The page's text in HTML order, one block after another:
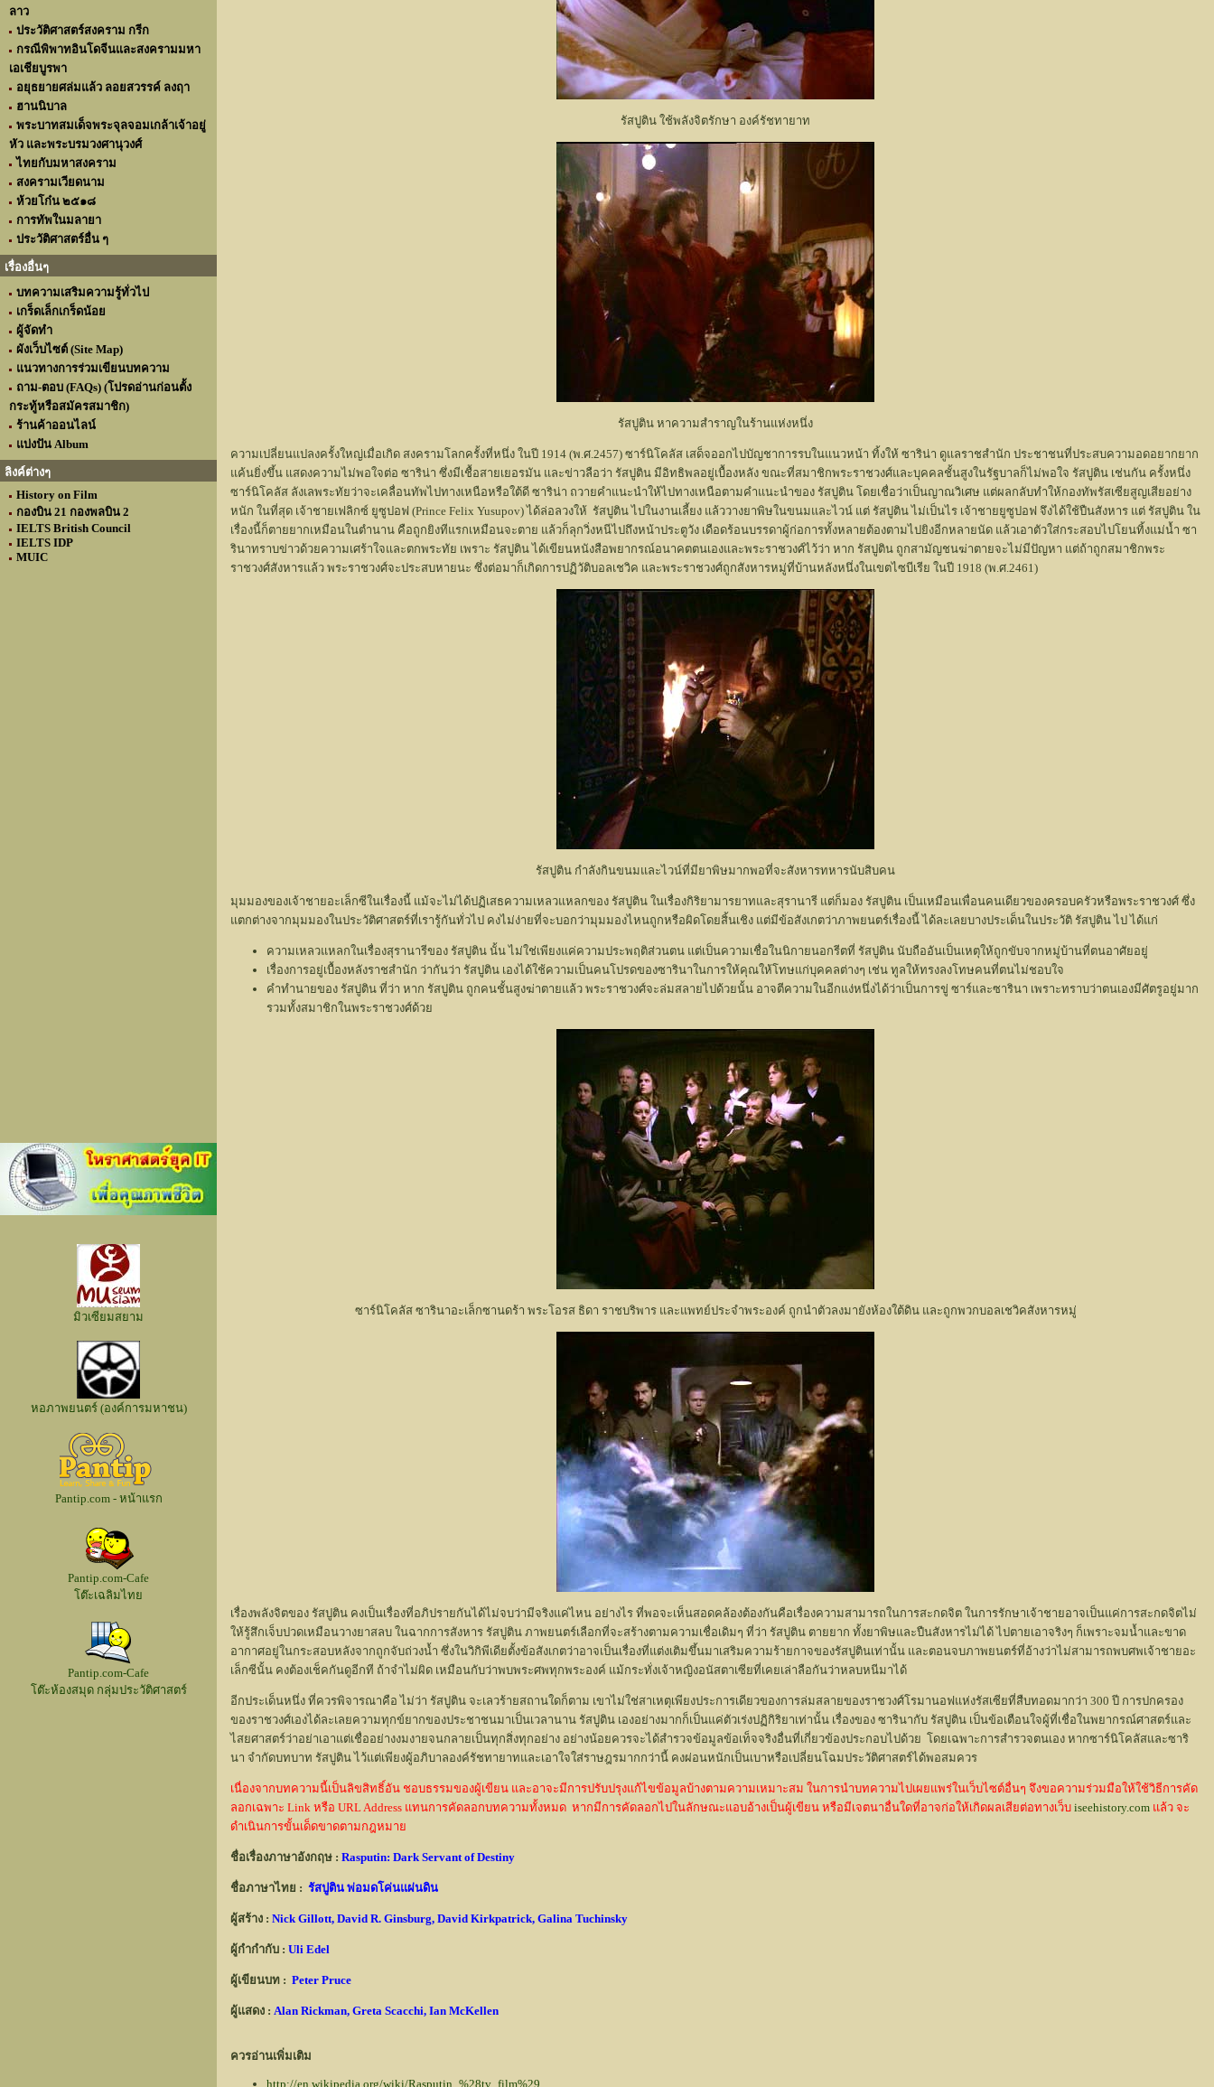
ลาว
ประวัติศาสตร์สงคราม กรีก
กรณีพิพาทอินโดจีนและสงครามมหา
เอเชียบูรพา
อยุธยายศล่มแล้ว ลอยสวรรค์ ลงฤา
ฮานนิบาล
พระบาทสมเด็จพระจุลจอมเกล้าเจ้าอยู่
หัว และพระบรมวงศานุวงศ์
ไทยกับมหาสงคราม
สงครามเวียดนาม
ห้วยโก๋น ๒๕๑๘
การทัพในมลายา
ประวัติศาสตร์อื่น ๆ
เรื่องอื่นๆ
บทความเสริมความรู้ทั่วไป
เกร็ดเล็กเกร็ดน้อย
ผู้จัดทำ
ผังเว็บไซต์ (Site Map)
แนวทางการร่วมเขียนบทความ
ถาม-ตอบ (FAQs) (โปรดอ่านก่อนตั้ง
กระทู้หรือสมัครสมาชิก)
ร้านค้าออนไลน์
แบ่งปัน Album
ลิงค์ต่างๆ
History on Film
กองบิน 21 กองพลบิน 2
IELTS British Council
IELTS IDP
MUIC
มิวเซียมสยาม
หอภาพยนตร์ (องค์การมหาชน)
Pantip.com - หน้าแรก
Pantip.com-Cafe
โต๊ะเฉลิมไทย
Pantip.com-Cafe
โต๊ะห้องสมุด กลุ่มประวัติศาสตร์
รัสปูติน ใช้พลังจิตรักษา องค์รัชทายาท
รัสปูติน หาความสำราญในร้านแห่งหนึ่ง
ความเปลี่ยนแปลงครั้งใหญ่เมื่อเกิด สงครามโลกครั้งที่หนึ่ง ในปี 1914 (พ.ศ.2457) ซาร์นิโคลัส เสด็จออกไปบัญชาการรบในแนวหน้า ทิ้งให้ ซาริน่า ดูแลราชสำนัก ประชาชนที่ประสบความอดอยากยาก
แค้นยิ่งขึ้น แสดงความไม่พอใจต่อ ซาริน่า ซึ่งมีเชื้อสายเยอรมัน และข่าวลือว่า รัสปูติน มีอิทธิพลอยู่เบื้องหลัง ขณะที่สมาชิกพระราชวงศ์และบุคคลชั้นสูงในรัฐบาลก็ไม่พอใจ รัสปูติน เช่นกัน ครั้งหนึ่ง
ซาร์นิโคลัส ลังเลพระทัยว่าจะเคลื่อนทัพไปทางเหนือหรือใต้ดี ซาริน่า ถวายคำแนะนำให้ไปทางเหนือตามคำแนะนำของ รัสปูติน โดยเชื่อว่าเป็นญาณวิเศษ แต่ผลกลับทำให้กองทัพรัสเซียสูญเสียอย่าง
หนัก ในที่สุด เจ้าชายเฟลิกซ์ ยูซูปอฟ (Prince Felix Yusupov) ได้ล่อลวงให้ รัสปูติน ไปในงานเลี้ยง แล้ววางยาพิษในขนมและไวน์ แต่ รัสปูติน ไม่เป็นไร เจ้าชายยูซูปอฟ จึงได้ใช้ปืนสังหาร แต่ รัสปูติน ใน
เรื่องนี้ก็ตายยากเหมือนในตำนาน คือถูกยิงทีแรกเหมือนจะตาย แล้วก็ลุกวิ่งหนีไปถึงหน้าประตูวัง เดือดร้อนบรรดาผู้ก่อการทั้งหลายต้องตามไปยิงอีกหลายนัด แล้วเอาตัวใส่กระสอบไปโยนทิ้งแม่น้ำ ซา
รินาทราบข่าวด้วยความเศร้าใจและตกพระทัย เพราะ รัสปูติน ได้เขียนหนังสือพยากรณ์อนาคตตนเองและพระราชวงศ์ไว้ว่า หาก รัสปูติน ถูกสามัญชนฆ่าตายจะไม่มีปัญหา แต่ถ้าถูกสมาชิกพระ
ราชวงศ์สังหารแล้ว พระราชวงศ์จะประสบหายนะ ซึ่งต่อมาก็เกิดการปฏิวัติบอลเชวิค และพระราชวงศ์ถูกสังหารหมู่ที่บ้านหลังหนึ่งในเขตไซบีเรีย ในปี 1918 (พ.ศ.2461)
รัสปูติน กำลังกินขนมและไวน์ที่มียาพิษมากพอที่จะสังหารทหารนับสิบคน
มุมมองของเจ้าชายอะเล็กซีในเรื่องนี้ แม้จะไม่ได้ปฏิเสธความเหลวแหลกของ รัสปูติน ในเรื่องกิริยามารยาทและสุรานารี แต่ก็มอง รัสปูติน เป็นเหมือนเพื่อนคนเดียวของครอบครัวหรือพระราชวงศ์ ซึ่ง
แตกต่างจากมุมมองในประวัติศาสตร์ที่เรารู้กันทั่วไป คงไม่ง่ายที่จะบอกว่ามุมมองไหนถูกหรือผิดโดยสิ้นเชิง แต่มีข้อสังเกตว่าภาพยนตร์เรื่องนี้ ได้ละเลยบางประเด็นในประวัติ รัสปูติน ไป ได้แก่
ความเหลวแหลกในเรื่องสุรานารีของ รัสปูติน นั้น ไม่ใช่เพียงแค่ความประพฤติส่วนตน แต่เป็นความเชื่อในนิกายนอกรีตที่ รัสปูติน นับถืออันเป็นเหตุให้ถูกขับจากหมู่บ้านที่ตนอาศัยอยู่
เรื่องการอยู่เบื้องหลังราชสำนัก ว่ากันว่า รัสปูติน เองได้ใช้ความเป็นคนโปรดของซารินาในการให้คุณให้โทษแก่บุคคลต่างๆ เช่น ทูลให้ทรงลงโทษคนที่ตนไม่ชอบใจ
คำทำนายของ รัสปูติน ที่ว่า หาก รัสปูติน ถูกคนชั้นสูงฆ่าตายแล้ว พระราชวงศ์จะล่มสลายไปด้วยนั้น อาจตีความในอีกแง่หนึ่งได้ว่าเป็นการขู่ ซาร์และซารินา เพราะทราบว่าตนเองมีศัตรูอยู่มาก
รวมทั้งสมาชิกในพระราชวงศ์ด้วย
ซาร์นิโคลัส ซารินาอะเล็กซานดร้า พระโอรส ธิดา ราชบริพาร และแพทย์ประจำพระองค์ ถูกนำตัวลงมายังห้องใต้ดิน และถูกพวกบอลเชวิคสังหารหมู่
เรื่องพลังจิตของ รัสปูติน คงเป็นเรื่องที่อภิปรายกันได้ไม่จบว่ามีจริงแค่ไหน อย่างไร ที่พอจะเห็นสอดคล้องต้องกันคือเรื่องความสามารถในการสะกดจิต ในการรักษาเจ้าชายอาจเป็นแค่การสะกดจิตไม่
ให้รู้สึกเจ็บปวดเหมือนวางยาสลบ ในฉากการสังหาร รัสปูติน ภาพยนตร์เลือกที่จะสร้างตามความเชื่อเดิมๆ ที่ว่า รัสปูติน ตายยาก ทั้งยาพิษและปืนสังหารไม่ได้ ไปตายเอาจริงๆ ก็เพราะจมน้ำและขาด
อากาศอยู่ในกระสอบหลังจากถูกจับถ่วงน้ำ ซึ่งในวิกิพีเดียตั้งข้อสังเกตว่าอาจเป็นเรื่องที่แต่งเติมขึ้นมาเสริมความร้ายกาจของรัสปูตินเท่านั้น และตอนจบภาพยนตร์ที่อ้างว่าไม่สามารถพบศพเจ้าชายอะ
เล็กซีนั้น คงต้องเช็คกันดูอีกที ถ้าจำไม่ผิด เหมือนกับว่าพบพระศพทุกพระองค์ แม้กระทั่งเจ้าหญิงอนัสตาเซียที่เคยเล่าลือกันว่าหลบหนีมาได้
อีกประเด็นหนึ่ง ที่ควรพิจารณาคือ ไม่ว่า รัสปูติน จะเลวร้ายสถานใดก็ตาม เขาไม่ใช่สาเหตุเพียงประการเดียวของการล่มสลายของราชวงศ์โรมานอฟแห่งรัสเซียที่สืบทอดมากว่า 300 ปี การปกครอง
ของราชวงศ์เองได้ละเลยความทุกข์ยากของประชาชนมาเป็นเวลานาน รัสปูติน เองอย่างมากก็เป็นแค่ตัวเร่งปฏิกิริยาเท่านั้น เรื่องของ ซารินากับ รัสปูติน เป็นข้อเตือนใจผู้ที่เชื่อในพยากรณ์ศาสตร์และ
ไสยศาสตร์ว่าอย่าเอาแต่เชื่ออย่างงมงายจนกลายเป็นทุกสิ่งทุกอย่าง อย่างน้อยควรจะได้สำรวจข้อมูลข้อเท็จจริงอื่นที่เกี่ยวข้องประกอบไปด้วย โดยเฉพาะการสำรวจตนเอง หากซาร์นิโคลัสและซาริ
นา จำกัดบทบาท รัสปูติน ไว้แต่เพียงผู้อภิบาลองค์รัชทายาทและเอาใจใส่ราษฎรมากกว่านี้ คงผ่อนหนักเป็นเบาหรือเปลี่ยนโฉมประวัติศาสตร์ได้พอสมควร
เนื่องจากบทความนี้เป็นลิขสิทธิ์อัน ชอบธรรมของผู้เขียน และอาจะมีการปรับปรุงแก้ไขข้อมูลบ้างตามความเหมาะสม ในการนำบทความไปเผยแพร่ในเว็บไซต์อื่นๆ จึงขอความร่วมมือให้ใช้วิธีการคัด
ลอกเฉพาะ Link หรือ URL Address แทนการคัดลอกบทความทั้งหมด หากมีการคัดลอกไปในลักษณะแอบอ้างเป็นผู้เขียน หรือมีเจตนาอื่นใดที่อาจก่อให้เกิดผลเสียต่อทางเว็บ iseehistory.com แล้ว จะ
ดำเนินการขั้นเด็ดขาดตามกฎหมาย
ชื่อเรื่องภาษาอังกฤษ : Rasputin: Dark Servant of Destiny
ชื่อภาษาไทย : รัสปูติน พ่อมดโค่นแผ่นดิน
ผู้สร้าง : Nick Gillott, David R. Ginsburg, David Kirkpatrick, Galina Tuchinsky
ผู้กำกำกับ : Uli Edel
ผู้เขียนบท : Peter Pruce
ผู้แสดง : Alan Rickman, Greta Scacchi, Ian McKellen
ควรอ่านเพิ่มเติม
http://en.wikipedia.org/wiki/Rasputin_%28tv_film%29